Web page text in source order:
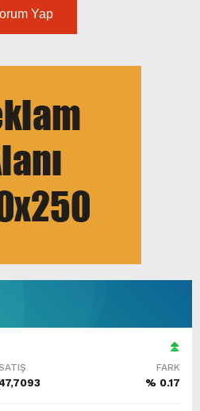
Yap
FARK
47,7093 % 0.17